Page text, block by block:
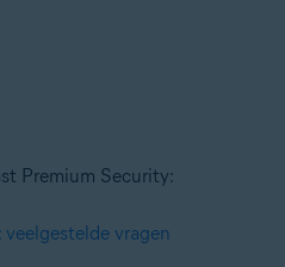
Premium Security:
vragen